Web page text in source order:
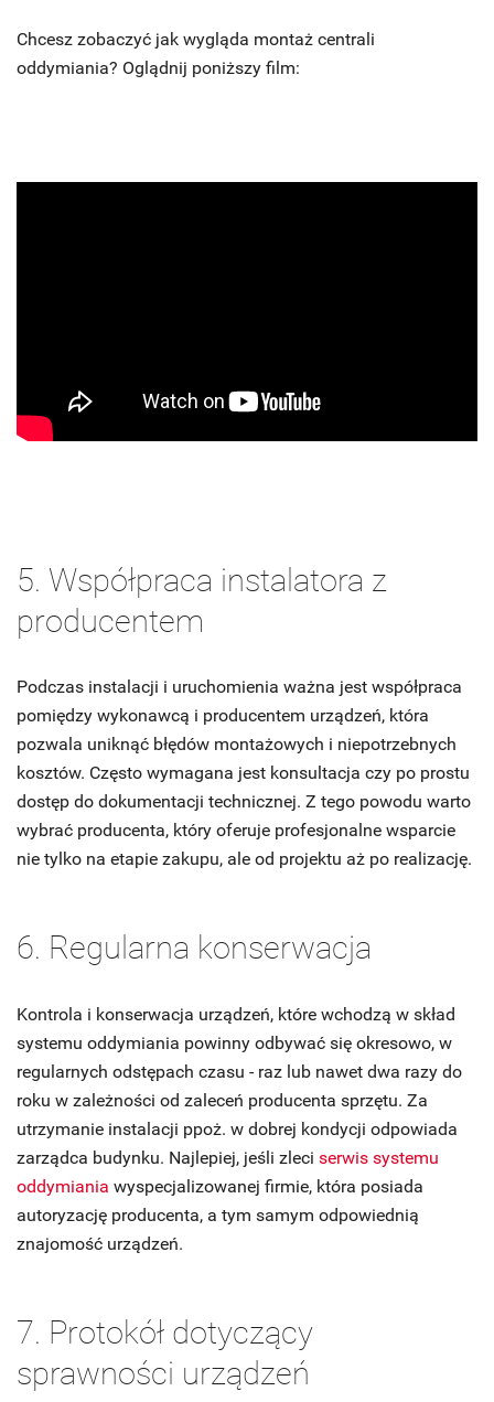
Chcesz zobaczyć jak wygląda montaż centrali
oddymiania? Oglądnij poniższy film:
5. Współpraca instalatora z
producentem
Podczas instalacji i uruchomienia ważna jest współpraca
pomiędzy wykonawcą i producentem urządzeń, która
pozwala uniknąć błędów montażowych i niepotrzebnych
kosztów. Często wymagana jest konsultacja czy po prostu
dostęp do dokumentacji technicznej. Z tego powodu warto
wybrać producenta, który oferuje profesjonalne wsparcie
nie tylko na etapie zakupu, ale od projektu aż po realizację.
6. Regularna konserwacja
Kontrola i konserwacja urządzeń, które wchodzą w skład
systemu oddymiania powinny odbywać się okresowo, w
regularnych odstępach czasu - raz lub nawet dwa razy do
roku w zależności od zaleceń producenta sprzętu. Za
utrzymanie instalacji ppoż. w dobrej kondycji odpowiada
zarządca budynku. Najlepiej, jeśli zleci serwis systemu
oddymiania wyspecjalizowanej firmie, która posiada
autoryzację producenta, a tym samym odpowiednią
znajomość urządzeń.
7. Protokół dotyczący
sprawności urządzeń